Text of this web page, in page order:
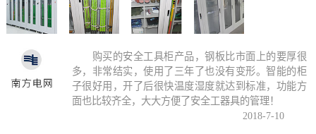
购买的安全工具柜产品，钢板比市面上的要厚很
多，非常结实，使用了三年了也没有变形。智能的柜
子很好用，开了后很快温度湿度就达到标准，功能方
面也比较齐全，大大方便了安全工器具的管理！
2018-7-10